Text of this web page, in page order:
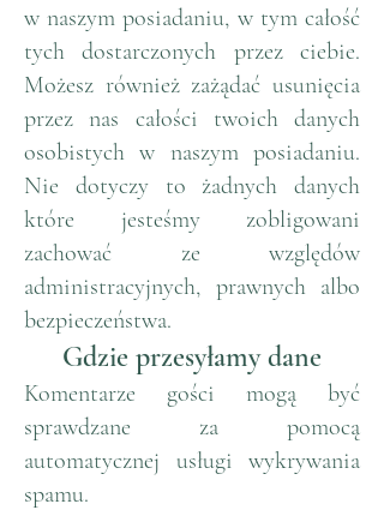
w naszym posiadaniu, w tym całość
tych dostarczonych przez ciebie.
Możesz również zażądać usunięcia
przez nas całości twoich danych
osobistych w naszym posiadaniu.
Nie dotyczy to żadnych danych
które jesteśmy zobligowani
zachować ze względów
administracyjnych, prawnych albo
bezpieczeństwa.
Gdzie przesyłamy dane
Komentarze gości mogą być
sprawdzane za pomocą
automatycznej usługi wykrywania
spamu.